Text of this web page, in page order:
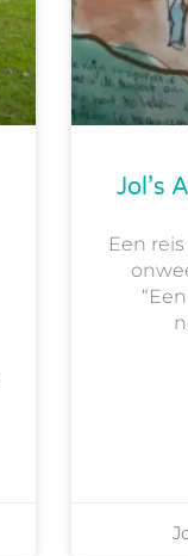
Jol’s
Een